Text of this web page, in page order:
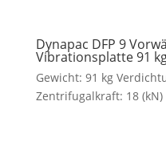
Dynapac DFP 9
Vibrationsplatte 91
Gewicht: 91 kg
Zentrifugalkraft: 18